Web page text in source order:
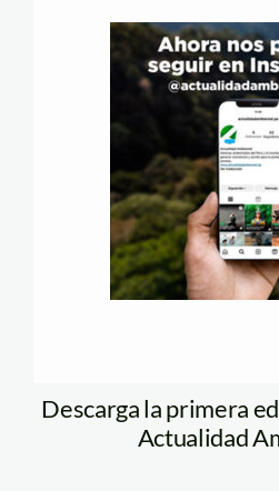
Descarga la primera
Actualidad